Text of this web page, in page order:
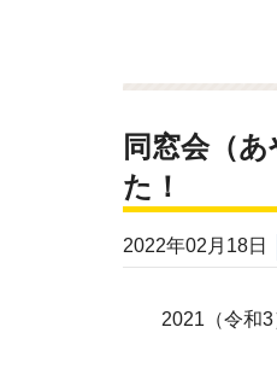
同窓会（
た！
2022年02月18日
2021（令和3